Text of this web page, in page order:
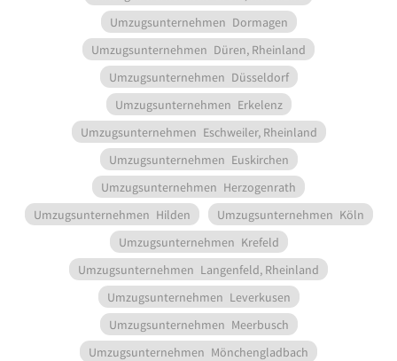
Umzugsunternehmen Dormagen
Umzugsunternehmen Düren, Rheinland
Umzugsunternehmen Düsseldorf
Umzugsunternehmen Erkelenz
Umzugsunternehmen Eschweiler, Rheinland
Umzugsunternehmen Euskirchen
Umzugsunternehmen Herzogenrath
Umzugsunternehmen Hilden Umzugsunternehmen Köln
Umzugsunternehmen Krefeld
Umzugsunternehmen Langenfeld, Rheinland
Umzugsunternehmen Leverkusen
Umzugsunternehmen Meerbusch
Umzugsunternehmen Mönchengladbach